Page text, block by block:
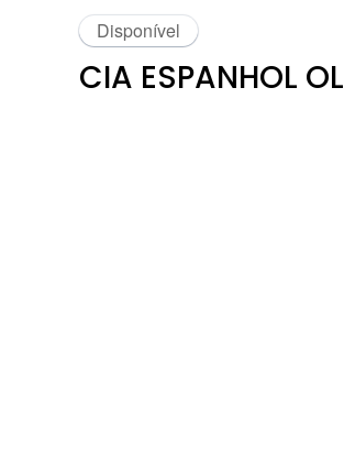
Disponível
CIA ESPANHOL OL